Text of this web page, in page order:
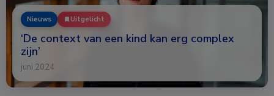
Nieuws Uitgelicht
‘De context van een kind kan erg complex
zijn’
juni 2024